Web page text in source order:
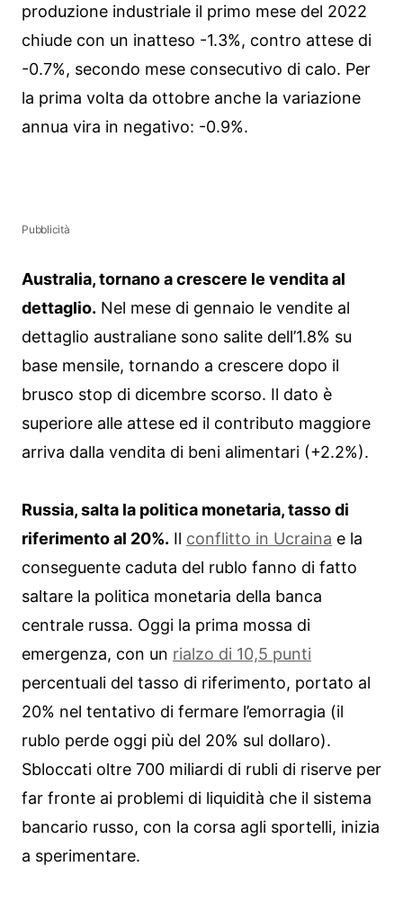
produzione industriale il primo mese del 2022
chiude con un inatteso -1.3%, contro attese di
-0.7%, secondo mese consecutivo di calo. Per
la prima volta da ottobre anche la variazione
annua vira in negativo: -0.9%.
Pubblicità
Australia, tornano a crescere le vendita al
dettaglio. Nel mese di gennaio le vendite al
dettaglio australiane sono salite dell’1.8% su
base mensile, tornando a crescere dopo il
brusco stop di dicembre scorso. Il dato è
superiore alle attese ed il contributo maggiore
arriva dalla vendita di beni alimentari (+2.2%).
Russia, salta la politica monetaria, tasso di
riferimento al 20%. Il conflitto in Ucraina e la
conseguente caduta del rublo fanno di fatto
saltare la politica monetaria della banca
centrale russa. Oggi la prima mossa di
emergenza, con un rialzo di 10,5 punti
percentuali del tasso di riferimento, portato al
20% nel tentativo di fermare l’emorragia (il
rublo perde oggi più del 20% sul dollaro).
Sbloccati oltre 700 miliardi di rubli di riserve per
far fronte ai problemi di liquidità che il sistema
bancario russo, con la corsa agli sportelli, inizia
a sperimentare.